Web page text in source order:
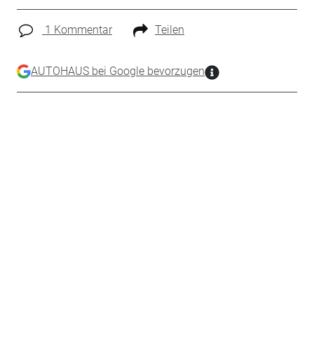
1 Kommentar Teilen
AUTOHAUS bei Google bevorzugen